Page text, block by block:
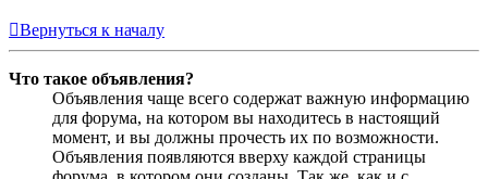
Вернуться к началу
Что такое объявления?
Объявления чаще всего содержат важную информацию
для форума, на котором вы находитесь в настоящий
момент, и вы должны прочесть их по возможности.
Объявления появляются вверху каждой страницы